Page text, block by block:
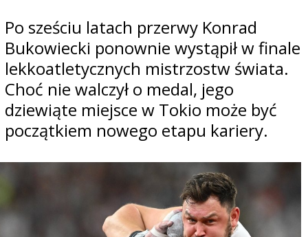
Po sześciu latach przerwy Konrad
Bukowiecki ponownie wystąpił w finale
lekkoatletycznych mistrzostw świata.
Choć nie walczył o medal, jego
dziewiąte miejsce w Tokio może być
początkiem nowego etapu kariery.